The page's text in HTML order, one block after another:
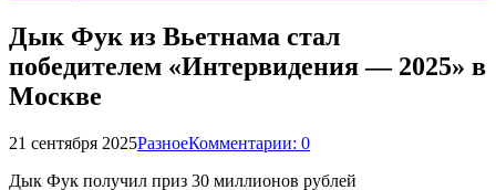
Дык Фук из Вьетнама стал
победителем «Интервидения — 2025» в
Москве
21 сентября 2025РазноеКомментарии: 0
Дык Фук получил приз 30 миллионов рублей